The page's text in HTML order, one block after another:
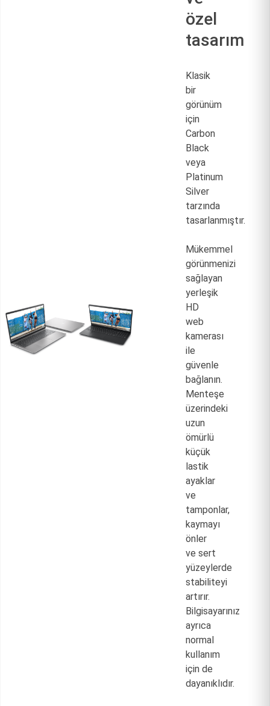
özel
tasarım
Klasik
bir
görünüm
için
Carbon
Black
veya
Platinum
Silver
tarzında
tasarlanmıştır.
Mükemmel
görünmenizi
sağlayan
yerleşik
HD
web
kamerası
ile
güvenle
bağlanın.
Menteşe
üzerindeki
uzun
ömürlü
küçük
lastik
ayaklar
ve
tamponlar,
kaymayı
önler
ve sert
yüzeylerde
stabiliteyi
artırır.
Bilgisayarınız
ayrıca
normal
kullanım
için de
dayanıklıdır.